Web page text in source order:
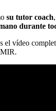
su tutor coach
durante
el vídeo